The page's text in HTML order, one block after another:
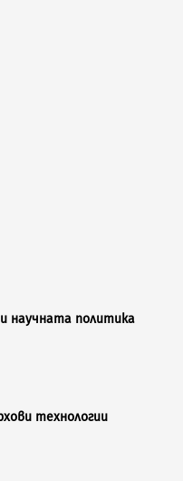
научната политика
технологии